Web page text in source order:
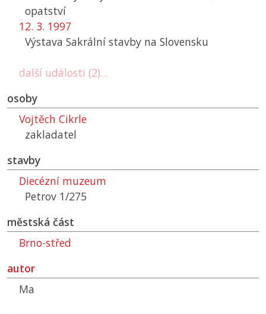
opatství
12. 3. 1997
Výstava Sakrální stavby na Slovensku
další události (2)...
osoby
Vojtěch Cikrle
zakladatel
stavby
Diecézní muzeum
Petrov 1/275
městská část
Brno-střed
autor
Ma